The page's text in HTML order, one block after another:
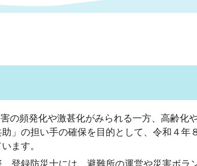
の頻発化や激甚化がみられる一方、高齢化
」の担い手の確保を目的として、令和４
ます。
登録防災士には、避難所の運営や災害ボラ